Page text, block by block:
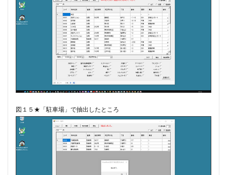
図１５★「駐車場」で抽出したところ